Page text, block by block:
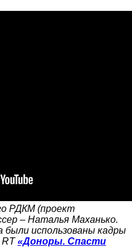
РДКМ (проект
– Наталья Маханько.
были использованы кадры
RT«Доноры. Спасти